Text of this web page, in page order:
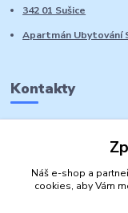
342 01 Sušice
Apartmán Ubytování
Kontakty
Náš e-shop a
cookies, aby Vám